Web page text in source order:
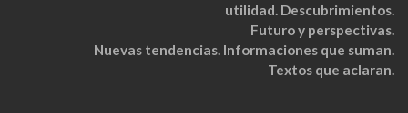
utilidad. Descubrimientos.
Futuro y perspectivas.
Nuevas tendencias. Informaciones que suman.
Textos que aclaran.